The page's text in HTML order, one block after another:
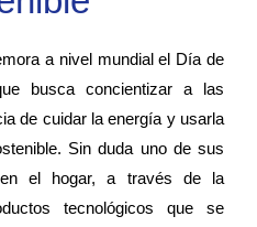
a nivel mundial el Día de
busca concientizar a las
de cuidar la energía y usarla
Sin duda uno de sus
el hogar, a través de la
tecnológicos que se